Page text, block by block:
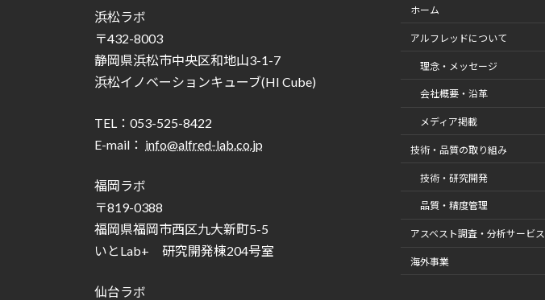
浜松ラボ
〒432-8003
静岡県浜松市中央区和地山3-1-7
浜松イノベーションキューブ(HI Cube)
TEL：053-525-8422
E-mail： info@alfred-lab.co.jp
福岡ラボ
〒819-0388
福岡県福岡市西区九大新町5-5
いとLab+ 研究開発棟204号室
仙台ラボ
ホーム
アルフレッドについて
理念・メッセージ
会社概要・沿革
メディア掲載
技術・品質の取り組み
技術・研究開発
品質・精度管理
アスベスト調査・分析サービス
海外事業